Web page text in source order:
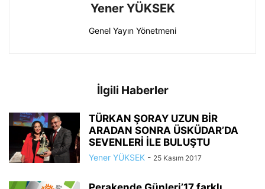
Yener YÜKSEK
Genel Yayın Yönetmeni
İlgili Haberler
TÜRKAN ŞORAY UZUN BİR
ARADAN SONRA ÜSKÜDAR’DA
SEVENLERİ İLE BULUŞTU
Yener YÜKSEK - 25 Kasım 2017